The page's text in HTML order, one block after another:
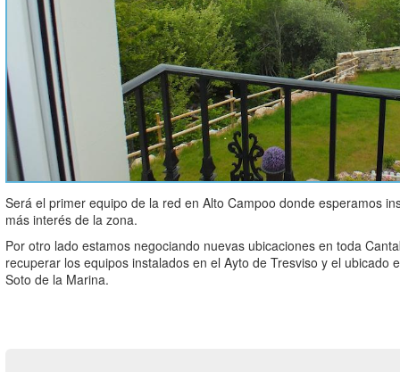
Será el primer equipo de la red en Alto Campoo donde esperamos
más interés de la zona.
Por otro lado estamos negociando nuevas ubicaciones en toda
recuperar los equipos instalados en el Ayto de Tresviso y el ubicado
Soto de la Marina.